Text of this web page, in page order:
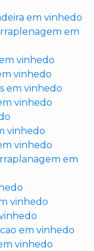
em vinhedo
em
vinhedo
vinhedo
em vinhedo
vinhedo
vinhedo
vinhedo
em
vinhedo
em vinhedo
vinhedo